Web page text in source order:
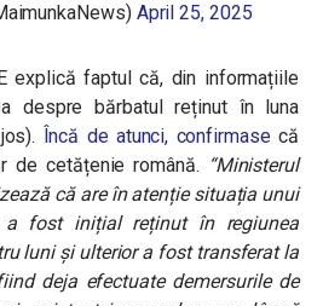
April 25, 2025
explică faptul că, din informațiile
despre bărbatul reținut în luna
Încă de atunci, confirmasecă
de cetățenie română. “Ministerul
că are în atenție situația unui
a fost inițial reținut în regiunea
luni și ulterior a fost transferat la
deja efectuate demersurile de